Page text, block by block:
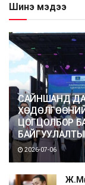
Шинэ мэдээ
САЙНШАНД
ЦОГЦОЛБОР
2026-07-06